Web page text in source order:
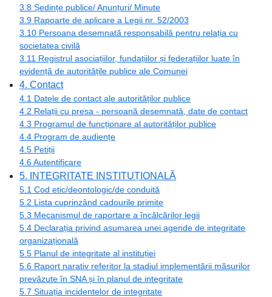
3.8 Ședințe publice/ Anunțuri/ Minute
3.9 Rapoarte de aplicare a Legii nr. 52/2003
3.10 Persoana desemnată responsabilă pentru relația cu
societatea civilă
3.11 Registrul asociațiilor, fundațiilor și federațiilor luate în
evidență de autoritățile publice ale Comunei
4. Contact
4.1 Datele de contact ale autorităților publice
4.2 Relații cu presa - persoană desemnată, date de contact
4.3 Programul de funcționare al autorităților publice
4.4 Program de audiențe
4.5 Petiții
4.6 Autentificare
5. INTEGRITATE INSTITUȚIONALĂ
5.1 Cod etic/deontologic/de conduită
5.2 Lista cuprinzând cadourile primite
5.3 Mecanismul de raportare a încălcărilor legii
5.4 Declarația privind asumarea unei agende de integritate
organizațională
5.5 Planul de integritate al instituției
5.6 Raport narativ referitor la stadiul implementării măsurilor
prevăzute în SNA și în planul de integritate
5.7 Situația incidentelor de integritate